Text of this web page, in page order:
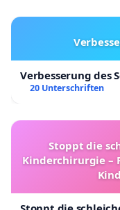
Mobilgeräten
Ein faires und
Wir erwarten,
Mängel oder
Verbesserung des
20 Unterschriften
Stoppt die
Kinderchirurgie –